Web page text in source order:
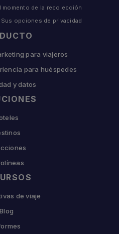
para viajeros
para huéspedes
y datos
de viaje
Blog
momento de la recolección
Sus opciones de privacidad